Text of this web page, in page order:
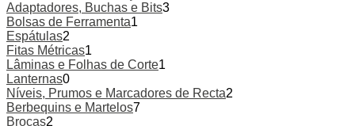
Adaptadores, Buchas e Bits3
Bolsas de Ferramenta1
Espátulas2
Fitas Métricas1
Lâminas e Folhas de Corte1
Lanternas0
Níveis, Prumos e Marcadores de Recta2
Berbequins e Martelos7
Brocas2